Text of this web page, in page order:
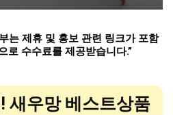
는 제휴 및 홍보 관련 링크가 포함
로 수수료를 제공받습니다.”
새우망 베스트상품